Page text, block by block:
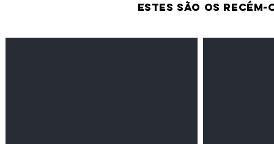
estes são os recém-